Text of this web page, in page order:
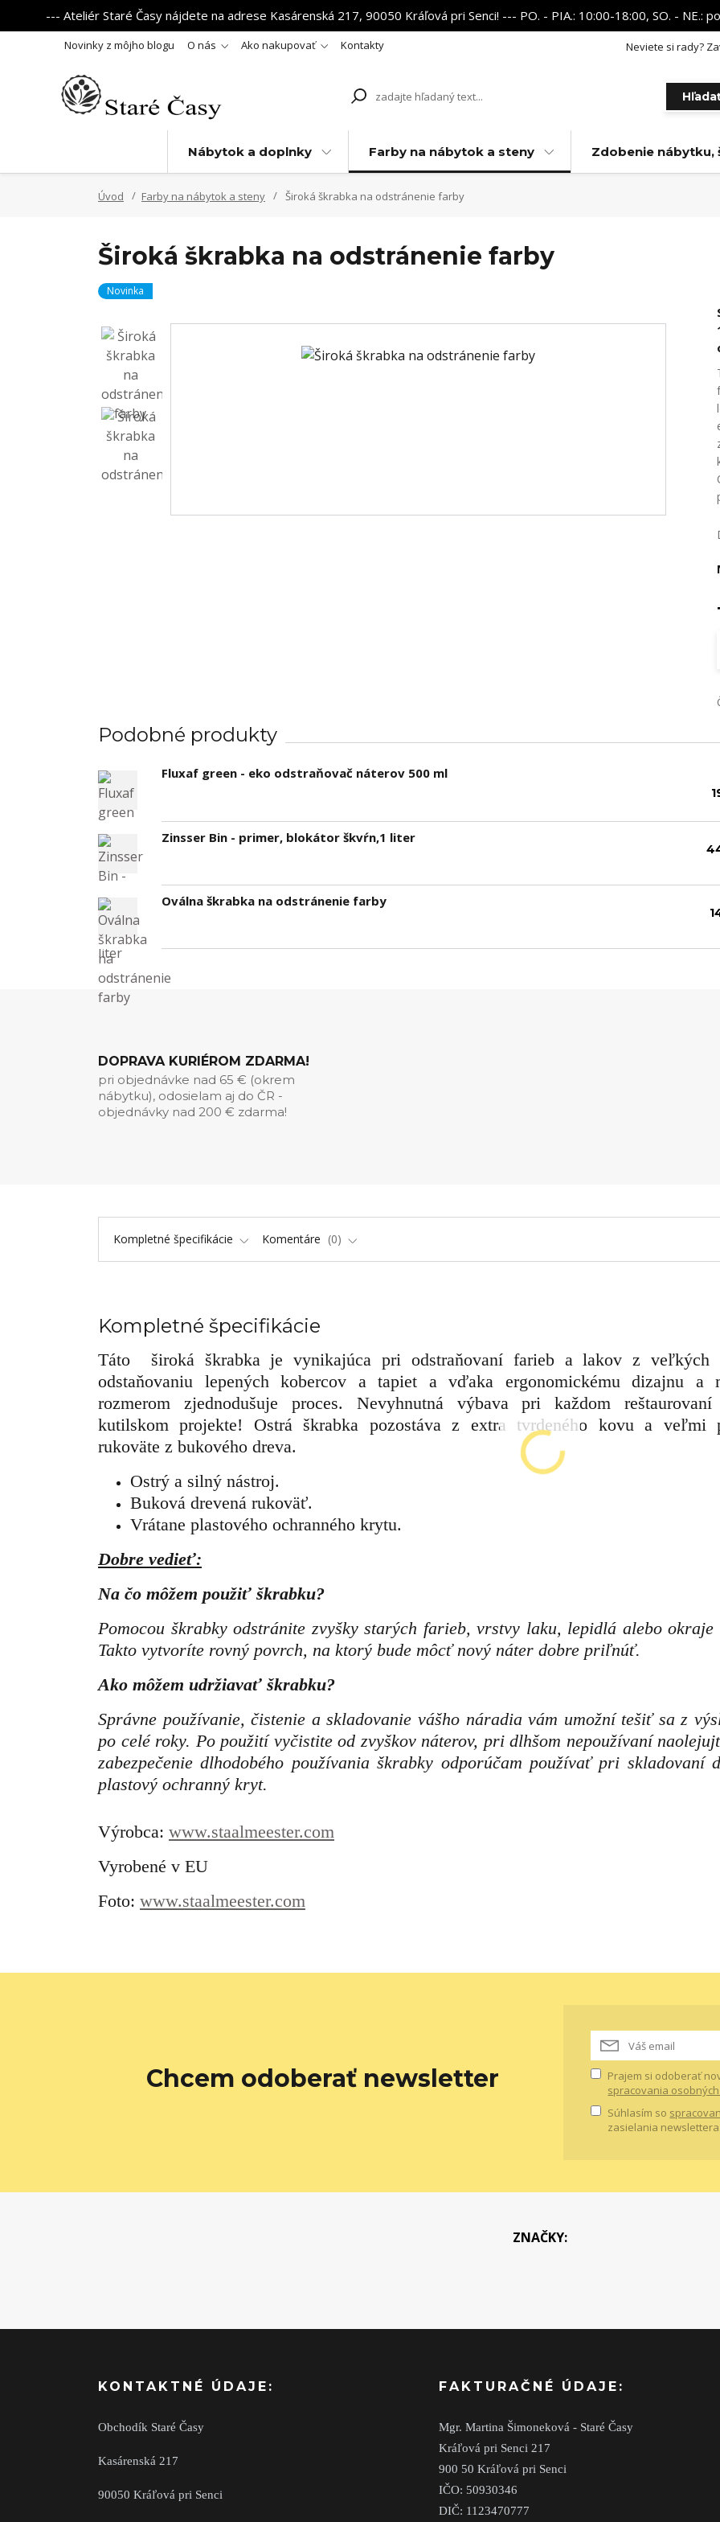
--- Ateliér Staré Časy nájdete na adrese Kasárenská 217, 90050 Kráľová pri Senci! --- PO. - PIA.: 10:00-18:00, SO. -
Novinky z môjho blogu O nás Ako nakupovať Kontakty Neviete si rady?
Nábytok a doplnky Farby na nábytok a steny Zdobenie nábytku,
Úvod Farby na nábytok a steny Široká škrabka na odstránenie farby
Široká škrabka na odstránenie farby
Novinka
Podobné produkty
Fluxaf green - eko odstraňovač náterov 500 ml
Zinsser Bin - primer, blokátor škvŕn,1 liter
Oválna škrabka na odstránenie farby
DOPRAVA KURIÉROM ZDARMA!
pri objednávke nad 65 € (okrem
nábytku), odosielam aj do ČR -
objednávky nad 200 € zdarma!
Kompletné špecifikácie Komentáre 0
Kompletné špecifikácie
Táto široká škrabka je vynikajúca pri odstraňovaní farieb a lakov z veľkých
odstaňovaniu lepených kobercov a tapiet a vďaka ergonomickému dizajnu a
rozmerom zjednodušuje proces. Nevyhnutná výbava pri každom reštaurovaní
kutilskom projekte! Ostrá škrabka pozostáva z extra tvrdeného kovu a veľmi
rukoväte z bukového dreva.
Ostrý a silný nástroj.
Buková drevená rukoväť.
Vrátane plastového ochranného krytu.
Dobre vedieť:
Na čo môžem použiť škrabku?
Pomocou škrabky odstránite zvyšky starých farieb, vrstvy laku, lepidlá alebo okraje
Takto vytvoríte rovný povrch, na ktorý bude môcť nový náter dobre priľnúť.
Ako môžem udržiavať škrabku?
Správne používanie, čistenie a skladovanie vášho náradia vám umožní tešiť sa z
po celé roky. Po použití vyčistite od zvyškov náterov, pri dlhšom nepoužívaní
zabezpečenie dlhodobého používania škrabky odporúčam používať pri skladovaní
plastový ochranný kryt.
Výrobca: www.staalmeester.com
Vyrobené v EU
Foto: www.staalmeester.com
Chcem odoberať newsletter
Prajem si odoberať
spracovania
Súhlasím so
zasielania
ZNAČKY:
KONTAKTNÉ ÚDAJE:
Obchodík Staré Časy
Kasárenská 217
90050 Kráľová pri Senci
FAKTURAČNÉ ÚDAJE:
Mgr. Martina Šimoneková - Staré Časy
Kráľová pri Senci 217
900 50 Kráľová pri Senci
IČO: 50930346
DIČ: 1123470777